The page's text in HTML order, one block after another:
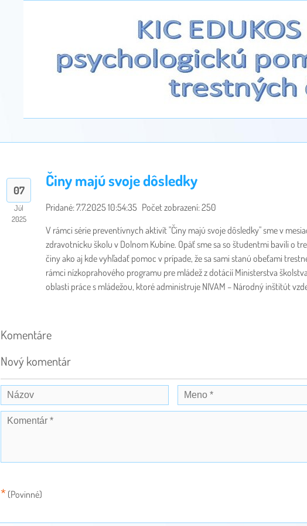
07
Júl
2025
Činy majú svoje dôsledky
Pridané: 7.7.2025 10:54:35 Počet zobrazení: 250
V rámci série preventívnych aktivít "Činy majú svoje dôsledky" sme v
zdravotnícku školu v Dolnom Kubíne. Opäť sme sa so študentmi bavili o
činy ako aj kde vyhľadať pomoc v prípade, že sa sami stanú obeťami
rámci nízkoprahového programu pre mládež z dotácií Ministerstva
oblasti práce s mládežou, ktoré administruje NIVAM – Národný inštitút
Komentáre
Nový komentár
* (Povinné)